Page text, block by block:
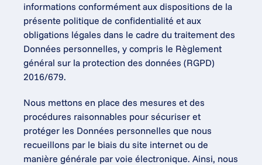
informations conformément aux dispositions de la
présente politique de confidentialité et aux
obligations légales dans le cadre du traitement des
Données personnelles, y compris le Règlement
général sur la protection des données (RGPD)
2016/679.
Nous mettons en place des mesures et des
procédures raisonnables pour sécuriser et
protéger les Données personnelles que nous
recueillons par le biais du site internet ou de
manière générale par voie électronique. Ainsi, nous